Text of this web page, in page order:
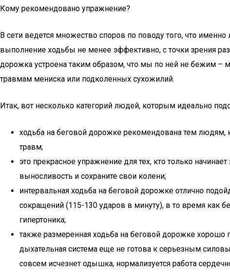
Кому рекомендовано упражнение?
В сети ведется множество споров по поводу того, что
выполнение ходьбы не менее эффективно, с точки зрения
дорожка устроена таким образом, что мы по ней не бежим –
травмам мениска или подколенных сухожилий.
Итак, вот несколько категорий людей, которым идеально
ходьба на беговой дорожке рекомендована тем
травм;
это прекрасное упражнение для тех, кто только
выносливость и сохраните свои колени;
интервальная ходьба на беговой дорожке отлично
сокращений (115-130 ударов в минуту), в то время как
гипертоника;
также размеренная ходьба на беговой дорожке хорошо
дыхательная система еще не готова к серьезным
совсем исчезнет одышка, нормализуется работа